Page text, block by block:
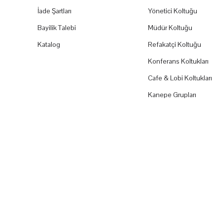
İade Şartları
Bayilik Talebi
Katalog
Yönetici Koltuğu
Müdür Koltuğu
Refakatçi Koltuğu
Konferans Koltukları
Cafe & Lobi Koltukları
Kanepe Grupları